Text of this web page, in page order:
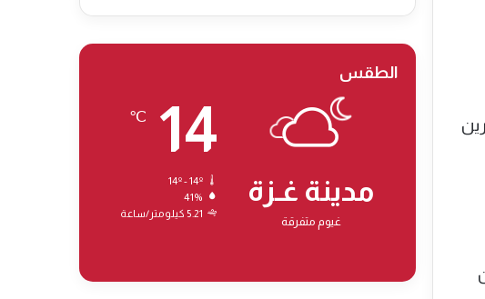
الطقس
مدينة غـزة
غيوم متفرقة
14
℃
41%
5.21 كيلومتر/ساعة